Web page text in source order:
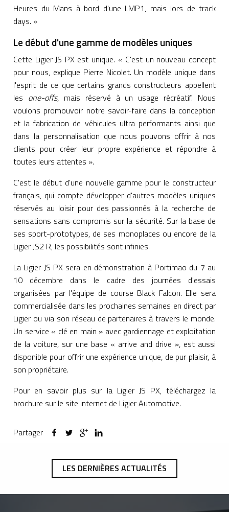
Heures du Mans à bord d'une LMP1, mais lors de track
days. »
Le début d'une gamme de modèles uniques
Cette Ligier JS PX est unique. « C'est un nouveau concept
pour nous, explique Pierre Nicolet. Un modèle unique dans
l'esprit de ce que certains grands constructeurs appellent
les one-offs, mais réservé à un usage récréatif. Nous
voulons promouvoir notre savoir-faire dans la conception
et la fabrication de véhicules ultra performants ainsi que
dans la personnalisation que nous pouvons offrir à nos
clients pour créer leur propre expérience et répondre à
toutes leurs attentes ».
C'est le début d'une nouvelle gamme pour le constructeur
français, qui compte développer d'autres modèles uniques
réservés au loisir pour des passionnés à la recherche de
sensations sans compromis sur la sécurité. Sur la base de
ses sport-prototypes, de ses monoplaces ou encore de la
Ligier JS2 R, les possibilités sont infinies.
La Ligier JS PX sera en démonstration à Portimao du 7 au
10 décembre dans le cadre des journées d'essais
organisées par l'équipe de course Black Falcon. Elle sera
commercialisée dans les prochaines semaines en direct par
Ligier ou via son réseau de partenaires à travers le monde.
Un service « clé en main » avec gardiennage et exploitation
de la voiture, sur une base « arrive and drive », est aussi
disponible pour offrir une expérience unique, de pur plaisir, à
son propriétaire.
Pour en savoir plus sur la Ligier JS PX, téléchargez la
brochure sur le site internet de Ligier Automotive.
Partager
LES DERNIÈRES ACTUALITÉS